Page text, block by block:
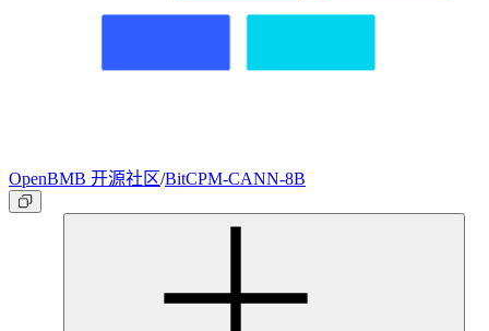
OpenBMB 开源社区/BitCPM-CANN-8B